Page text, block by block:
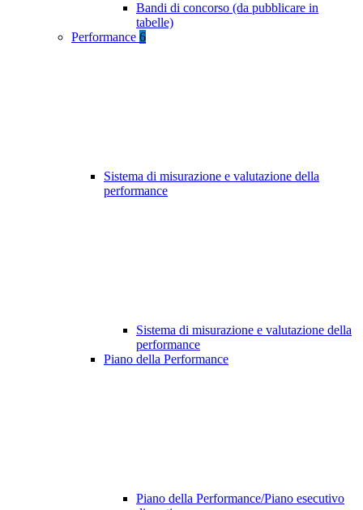
Bandi di concorso (da pubblicare in
tabelle)
Performance 6
Sistema di misurazione e valutazione della
performance
Sistema di misurazione e valutazione della
performance
Piano della Performance
Piano della Performance/Piano esecutivo